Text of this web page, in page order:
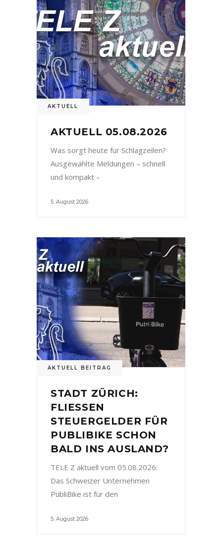
AKTUELL
AKTUELL 05.08.2026
Was sorgt heute für Schlagzeilen?
Ausgewählte Meldungen – schnell
und kompakt –
5. August 2026
AKTUELL BEITRAG
STADT ZÜRICH:
FLIESSEN
STEUERGELDER FÜR
PUBLIBIKE SCHON
BALD INS AUSLAND?
TELE Z aktuell vom 05.08.2026:
Das Schweizer Unternehmen
PubliBike ist für den
5. August 2026